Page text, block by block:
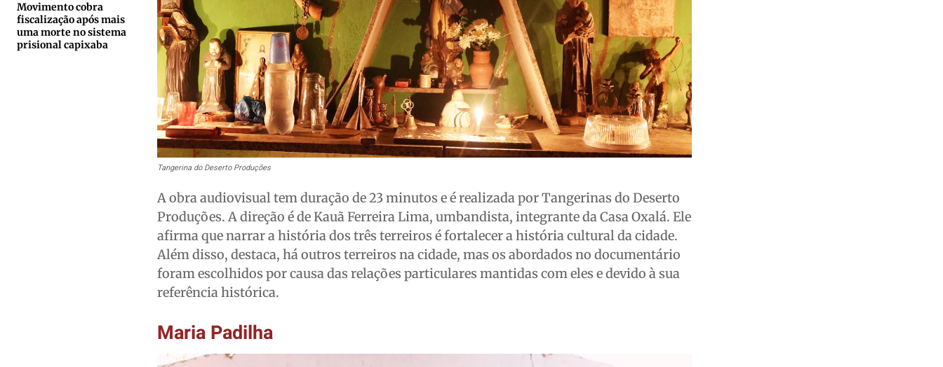
Termos de Uso
Termos de Uso
Termos de Uso
Termos de Uso
Movimento cobra
fiscalização após mais
uma morte no sistema
prisional capixaba
Tangerina do Deserto Produções
A obra audiovisual tem duração de 23 minutos e é realizada por Tangerinas do Deserto
Produções. A direção é de Kauã Ferreira Lima, umbandista, integrante da Casa Oxalá. Ele
afirma que narrar a história dos três terreiros é fortalecer a história cultural da cidade.
Além disso, destaca, há outros terreiros na cidade, mas os abordados no documentário
foram escolhidos por causa das relações particulares mantidas com eles e devido à sua
referência histórica.
Maria Padilha